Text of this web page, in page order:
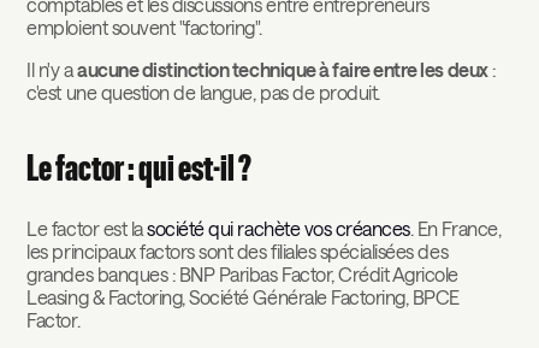
emploient souvent "factoring".
Il n'y aaucune distinction technique à faire entre les deux:
c'est une question de langue, pas de produit.
Le factor : qui est-il ?
Le factor est lasociété qui rachète vos créances. En France,
les principaux factors sont des filiales spécialisées des
grandes banques : BNP Paribas Factor, Crédit Agricole
Leasing & Factoring, Société Générale Factoring, BPCE
Factor.